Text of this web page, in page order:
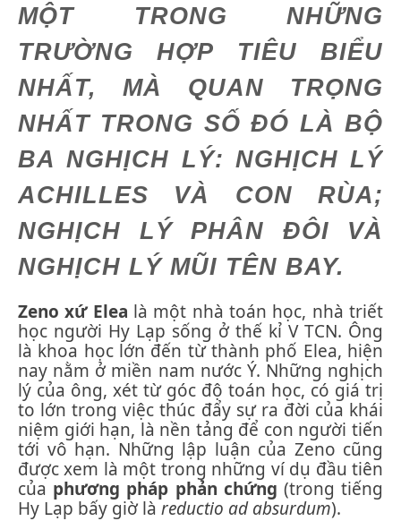
MỘT TRONG NHỮNG
TRƯỜNG HỢP TIÊU BIỂU
NHẤT, MÀ QUAN TRỌNG
NHẤT TRONG SỐ ĐÓ LÀ BỘ
BA NGHỊCH LÝ: NGHỊCH LÝ
ACHILLES VÀ CON RÙA;
NGHỊCH LÝ PHÂN ĐÔI VÀ
NGHỊCH LÝ MŨI TÊN BAY.
Zeno xứ Elea là một nhà toán học, nhà triết
học người Hy Lạp sống ở thế kỉ V TCN. Ông
là khoa học lớn đến từ thành phố Elea, hiện
nay nằm ở miền nam nước Ý. Những nghịch
lý của ông, xét từ góc độ toán học, có giá trị
to lớn trong việc thúc đẩy sự ra đời của khái
niệm giới hạn, là nền tảng để con người tiến
tới vô hạn. Những lập luận của Zeno cũng
được xem là một trong những ví dụ đầu tiên
của phương pháp phản chứng (trong tiếng
Hy Lạp bấy giờ là reductio ad absurdum).